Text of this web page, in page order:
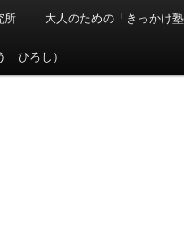
所 大人のための「きっかけ塾
ひろし）